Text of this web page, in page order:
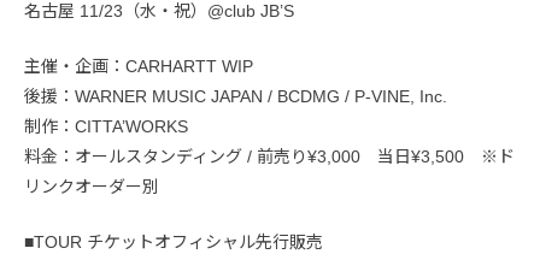
名古屋 11/23（水・祝）@club JB’S
主催・企画：CARHARTT WIP
後援：WARNER MUSIC JAPAN / BCDMG / P-VINE, Inc.
制作：CITTA’WORKS
料金：オールスタンディング / 前売り¥3,000 当日¥3,500 ※ド
リンクオーダー別
■TOUR チケットオフィシャル先行販売